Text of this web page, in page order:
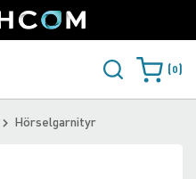
Varukorgen
0
Hörselgarnityr